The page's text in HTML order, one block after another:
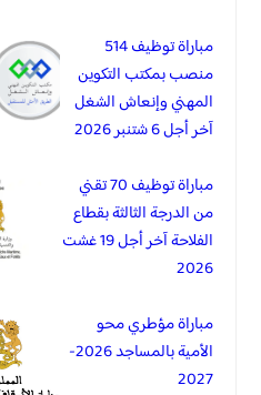
مباراة توظيف 514
منصب بمكتب التكوين
المهني وإنعاش الشغل
آخر أجل 6 شتنبر 2026
مباراة توظيف 70 تقني
من الدرجة الثالثة بقطاع
الفلاحة آخر أجل 19 غشت
2026
مباراة مؤطري محو
الأمية بالمساجد 2026-
2027